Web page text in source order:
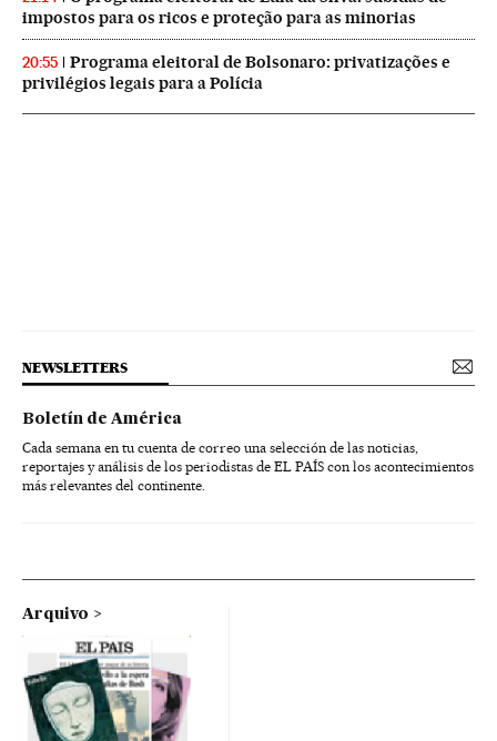
impostos para os ricos e proteção para as minorias
20:55
Programa eleitoral de Bolsonaro: privatizações e
privilégios legais para a Polícia
NEWSLETTERS
Boletín de América
Cada semana en tu cuenta de correo una selección de las noticias,
reportajes y análisis de los periodistas de EL PAÍS con los acontecimientos
más relevantes del continente.
Arquivo